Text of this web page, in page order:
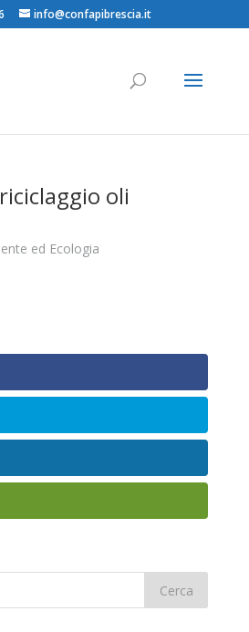
info@confapibrescia.it
oli
ed Ecologia